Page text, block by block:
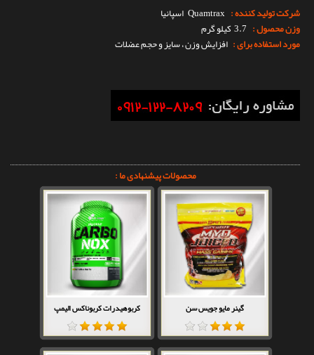
شرکت تولید کننده : Quamtrax اسپانیا
وزن محصول : 3.7 کیلو گرم
مورد استفاده برای : افزایش وزن ، سایز و حجم عضلات
محصولات پیشنهادی ما :
گینر مایو جویس سن کربوهیدرات کربوناکس الیمپ